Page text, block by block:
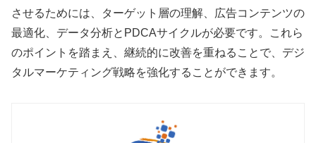
させるためには、ターゲット層の理解、広告コンテンツの
最適化、データ分析とPDCAサイクルが必要です。これら
のポイントを踏まえ、継続的に改善を重ねることで、デジ
タルマーケティング戦略を強化することができます。